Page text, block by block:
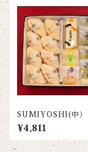
SUMIYOSHI(中）
¥4,811